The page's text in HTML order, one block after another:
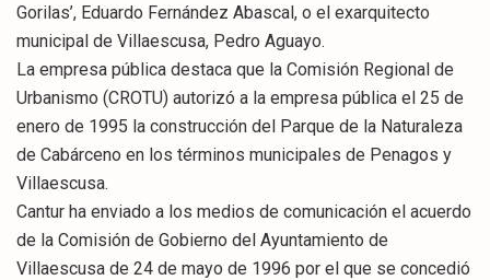
Gorilas’, Eduardo Fernández Abascal, o el exarquitecto
municipal de Villaescusa, Pedro Aguayo.
La empresa pública destaca que la Comisión Regional de
Urbanismo (CROTU) autorizó a la empresa pública el 25 de
enero de 1995 la construcción del Parque de la Naturaleza
de Cabárceno en los términos municipales de Penagos y
Villaescusa.
Cantur ha enviado a los medios de comunicación el acuerdo
de la Comisión de Gobierno del Ayuntamiento de
Villaescusa de 24 de mayo de 1996 por el que se concedió